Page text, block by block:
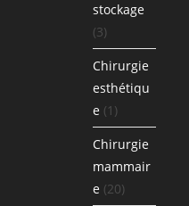
stockage
(3)
Chirurgie
esthétiqu
e (1)
Chirurgie
mammair
e (20)